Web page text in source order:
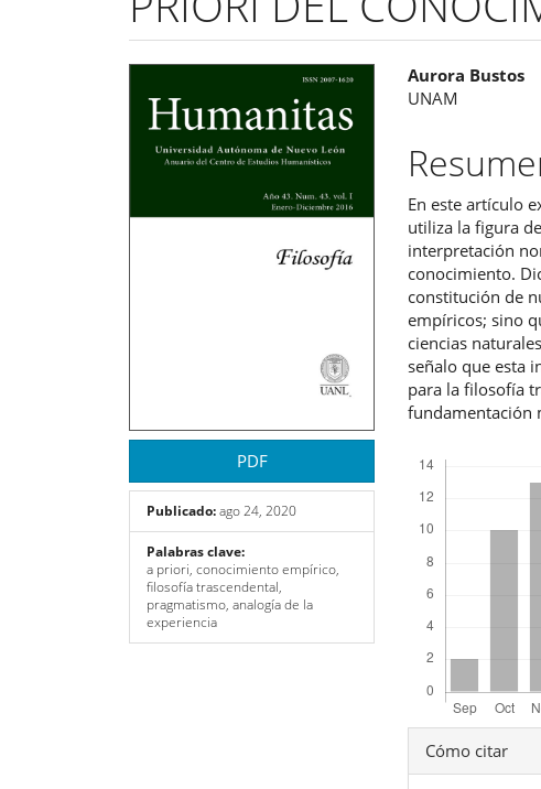
Barra
lateral
del
PDF
Publicado:ago 24, 2020
Palabras clave:
a priori, conocimiento empírico,
filosofía trascendental,
pragmatismo, analogía de la
experiencia
principal
del
artículo
Aurora Bustos
UNAM
En este artículo
utiliza la figura
interpretación
conocimiento.
constitución de
empíricos; sino
ciencias
señalo que esta
para la filosofía
fundamentación
Detalles
Cómo citar